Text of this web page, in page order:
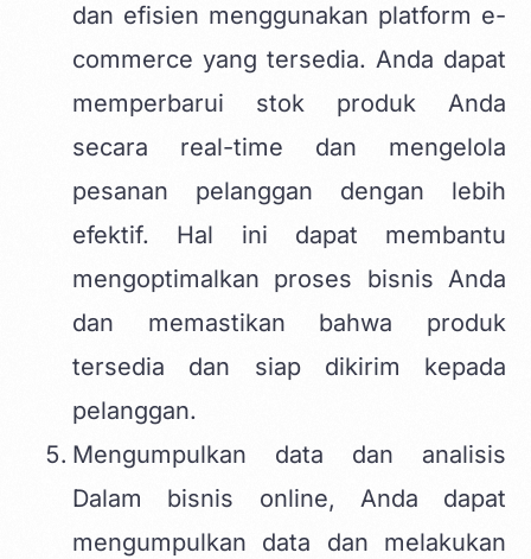
dan efisien menggunakan platform e-
commerce yang tersedia. Anda dapat
memperbarui stok produk Anda
secara real-time dan mengelola
pesanan pelanggan dengan lebih
efektif. Hal ini dapat membantu
mengoptimalkan proses bisnis Anda
dan memastikan bahwa produk
tersedia dan siap dikirim kepada
pelanggan.
Mengumpulkan data dan analisis
Dalam bisnis online, Anda dapat
mengumpulkan data dan melakukan